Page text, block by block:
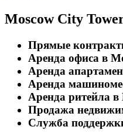
Moscow City
Прямые
Аренда офиса в
Аренда
Аренда
Аренда ритейла
Продажа
Служба